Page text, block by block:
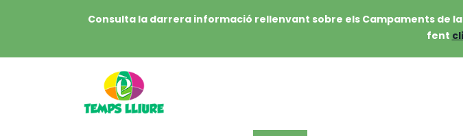
Consulta la darrera informació rellenvant sobre els Campaments de
fent